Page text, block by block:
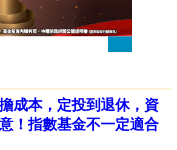
成本，定投到退休，資
！指數基金不一定適合